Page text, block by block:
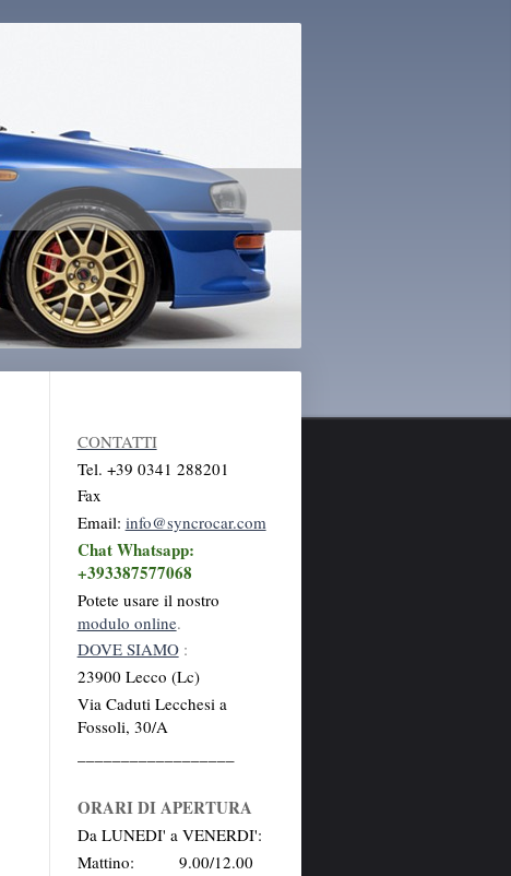
CONTATTI
Tel. +39 0341 288201
Fax
Email: info@syncrocar.com
Chat Whatsapp:
+393387577068
Potete usare il nostro
modulo online.
DOVE SIAMO:
23900 Lecco (Lc)
Via Caduti Lecchesi a
Fossoli, 30/A
ORARI DI APERTURA
Da LUNEDI' a VENERDI':
Mattino: 9.00/12.00